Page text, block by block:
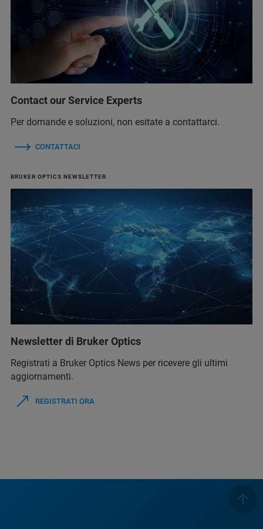
Contact our Service Experts
Per domande e soluzioni, non esitate a contattarci.
CONTATTACI
BRUKER OPTICS NEWSLETTER
Newsletter di Bruker Optics
Registrati a Bruker Optics News per ricevere gli ultimi
aggiornamenti.
REGISTRATI ORA